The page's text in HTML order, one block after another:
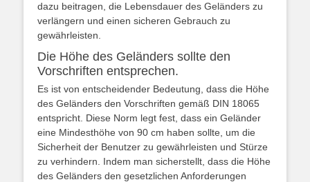
dazu beitragen, die Lebensdauer des Geländers zu
verlängern und einen sicheren Gebrauch zu
gewährleisten.
Die Höhe des Geländers sollte den
Vorschriften entsprechen.
Es ist von entscheidender Bedeutung, dass die Höhe
des Geländers den Vorschriften gemäß DIN 18065
entspricht. Diese Norm legt fest, dass ein Geländer
eine Mindesthöhe von 90 cm haben sollte, um die
Sicherheit der Benutzer zu gewährleisten und Stürze
zu verhindern. Indem man sicherstellt, dass die Höhe
des Geländers den gesetzlichen Anforderungen